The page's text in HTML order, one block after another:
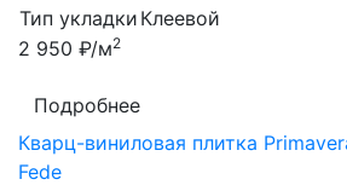
Тип укладки Клеевой
2 950 ₽/м2
Подробнее
Кварц-виниловая плитка
Fede